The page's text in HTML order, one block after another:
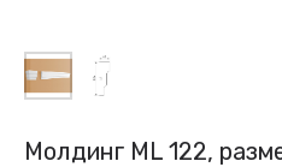
Молдинг ML 122,